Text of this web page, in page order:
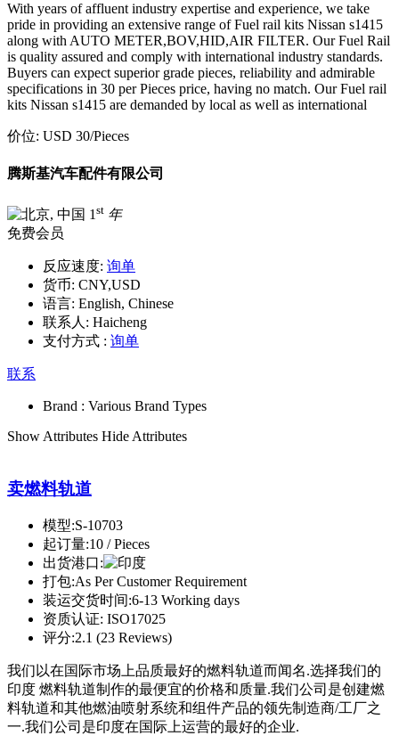
With years of affluent industry expertise and experience, we take
pride in providing an extensive range of Fuel rail kits Nissan s1415
along with AUTO METER,BOV,HID,AIR FILTER. Our Fuel Rail
is quality assured and comply with international industry standards.
Buyers can expect superior grade pieces, reliability and admirable
specifications in 30 per Pieces price, having no match. Our Fuel rail
kits Nissan s1415 are demanded by local as well as international
价位: USD 30/Pieces
腾斯基汽车配件有限公司
1 st 年
免费会员
反应速度: 询单
货币: CNY,USD
语言: English, Chinese
联系人: Haicheng
支付方式 : 询单
联系
Brand : Various Brand Types
Show Attributes Hide Attributes
卖燃料轨道
模型:S-10703
起订量:10 / Pieces
出货港口:
打包:As Per Customer Requirement
装运交货时间:6-13 Working days
资质认证: ISO17025
评分:2.1 (23 Reviews)
我们以在国际市场上品质最好的燃料轨道而闻名.选择我们的
印度 燃料轨道制作的最便宜的价格和质量.我们公司是创建燃
料轨道和其他燃油喷射系统和组件产品的领先制造商/工厂之
一.我们公司是印度在国际上运营的最好的企业.